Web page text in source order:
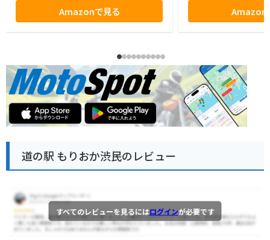
Amazonで見る
Amazon
道の駅 もりおか渋民のレビュー
すべてのレビューを見るにはログインが必要です